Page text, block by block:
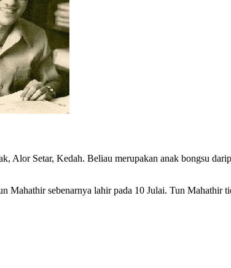
Setar, Kedah. Beliau merupakan anak bongsu
sebenarnya lahir pada 10 Julai. Tun Mahathir